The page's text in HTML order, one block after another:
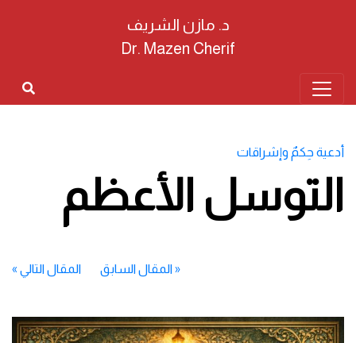
د. مازن الشريف
Dr. Mazen Cherif
أدعية حِكمٌ وإشراقات
التوسل الأعظم
«المقال السابق المقال التالي »